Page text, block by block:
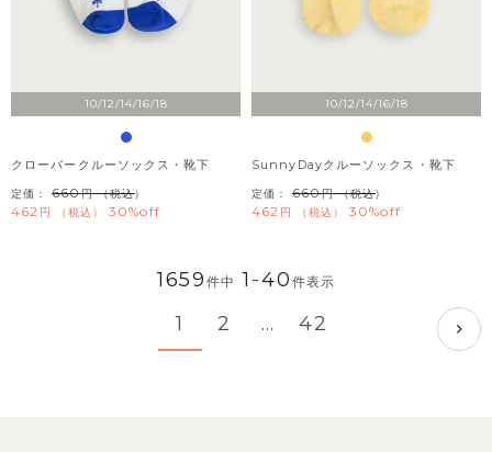
10/12/14/16/18
クローバークルーソックス・靴下
定価： 660 （税込）
462 税込 30%off
10/12/14/16/18
SunnyDayクルーソックス・靴下
定価： 660 （税込）
462 税込 30%off
1659件中 1 -40 件表示
1 2 … 42